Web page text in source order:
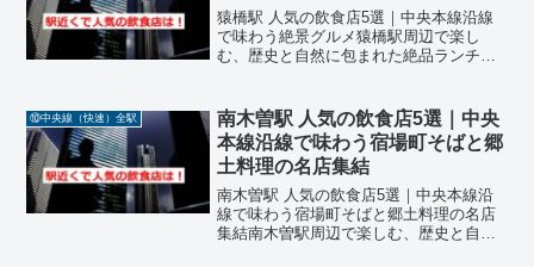
猿橋駅 人気の飲食店5選｜中央本線沿線
で味わう絶景グルメ猿橋駅周辺で楽し
む、歴史と自然に包まれた絶品ランチ中
ことで知られる観光スポットです。駅周
辺には、地元の人々や観光...
⑩中央線（快速）全駅
南木曽駅 人気の飲食店5選｜中央
本線沿線で味わう宿場町そばと郷
土料理の名店集結
南木曽駅 人気の飲食店5選｜中央本線沿
線で味わう宿場町そばと郷土料理の名店
集結南木曽駅周辺で楽しむ、歴史と自然